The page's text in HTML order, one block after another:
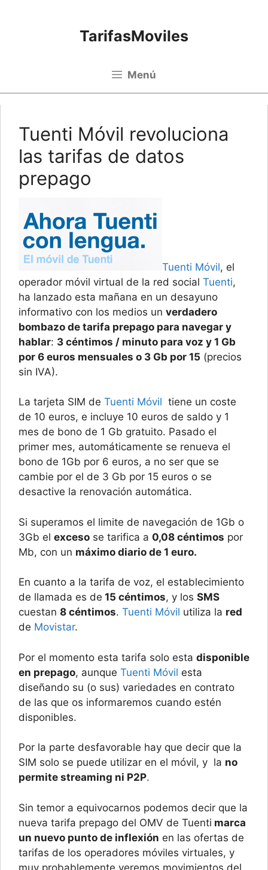
TarifasMoviles
Menú
Tuenti Móvil revoluciona
las tarifas de datos
prepago
Tuenti Móvil, el
operador móvil virtual de la red social Tuenti,
ha lanzado esta mañana en un desayuno
informativo con los medios un verdadero
bombazo de tarifa prepago para navegar y
hablar: 3 céntimos / minuto para voz y 1 Gb
por 6 euros mensuales o 3 Gb por 15 (precios
sin IVA).
La tarjeta SIM de Tuenti Móvil tiene un coste
de 10 euros, e incluye 10 euros de saldo y 1
mes de bono de 1 Gb gratuito. Pasado el
primer mes, automáticamente se renueva el
bono de 1Gb por 6 euros, a no ser que se
cambie por el de 3 Gb por 15 euros o se
desactive la renovación automática.
Si superamos el limite de navegación de 1Gb o
3Gb el exceso se tarifica a 0,08 céntimos por
Mb, con un máximo diario de 1 euro.
En cuanto a la tarifa de voz, el establecimiento
de llamada es de 15 céntimos, y los SMS
cuestan 8 céntimos. Tuenti Móvil utiliza la red
de Movistar.
Por el momento esta tarifa solo esta disponible
en prepago, aunque Tuenti Móvil esta
diseñando su (o sus) variedades en contrato
de las que os informaremos cuando estén
disponibles.
Por la parte desfavorable hay que decir que la
SIM solo se puede utilizar en el móvil, y la no
permite streaming ni P2P.
Sin temor a equivocarnos podemos decir que la
nueva tarifa prepago del OMV de Tuenti marca
un nuevo punto de inflexión en las ofertas de
tarifas de los operadores móviles virtuales, y
muy probablemente veremos movimientos del